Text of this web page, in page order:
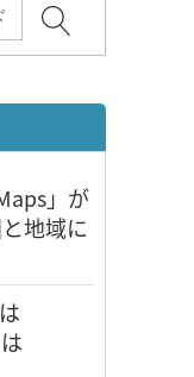
」が
地域に